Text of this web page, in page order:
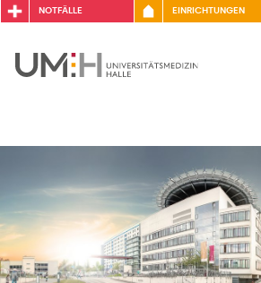
NOTFÄLLE EINRICHTUNGEN